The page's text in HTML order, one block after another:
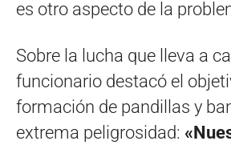
es otro aspecto de la
Sobre la lucha que lleva a
funcionario destacó el
formación de pandillas y
extrema peligrosidad: